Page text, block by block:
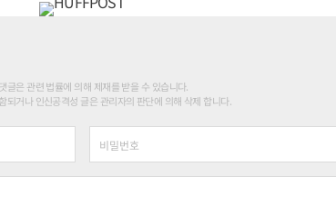
글은 관련 법률에 의해 제재를 받을 수 있습니다.
거나 인신공격성 글은 관리자의 판단에 의해 삭제 합니다.